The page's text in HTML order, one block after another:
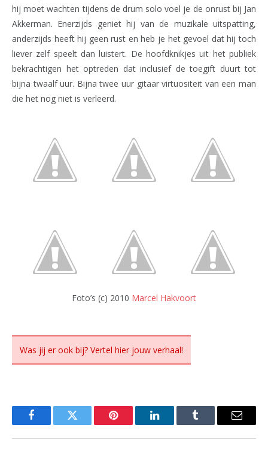
hij moet wachten tijdens de drum solo voel je de onrust bij Jan
Akkerman. Enerzijds geniet hij van de muzikale uitspatting,
anderzijds heeft hij geen rust en heb je het gevoel dat hij toch
liever zelf speelt dan luistert. De hoofdknikjes uit het publiek
bekrachtigen het optreden dat inclusief de toegift duurt tot
bijna twaalf uur. Bijna twee uur gitaar virtuositeit van een man
die het nog niet is verleerd.
Foto’s (c) 2010 Marcel Hakvoort
Was jij er ook bij? Vertel hier jouw verhaal!
FacebookTwitter Pinterest LinkedInTumblr Email